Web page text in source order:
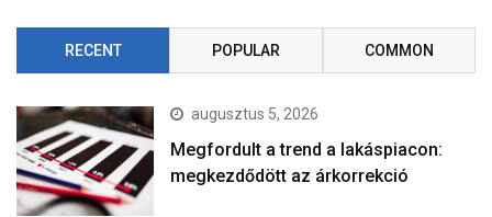
RECENT POPULAR COMMON
augusztus 5, 2026
Megfordult a trend a lakáspiacon:
megkezdődött az árkorrekció